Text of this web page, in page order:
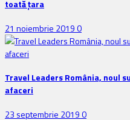
toată țara
21 noiembrie 20190
Travel Leaders România, noul
afaceri
23 septembrie 20190